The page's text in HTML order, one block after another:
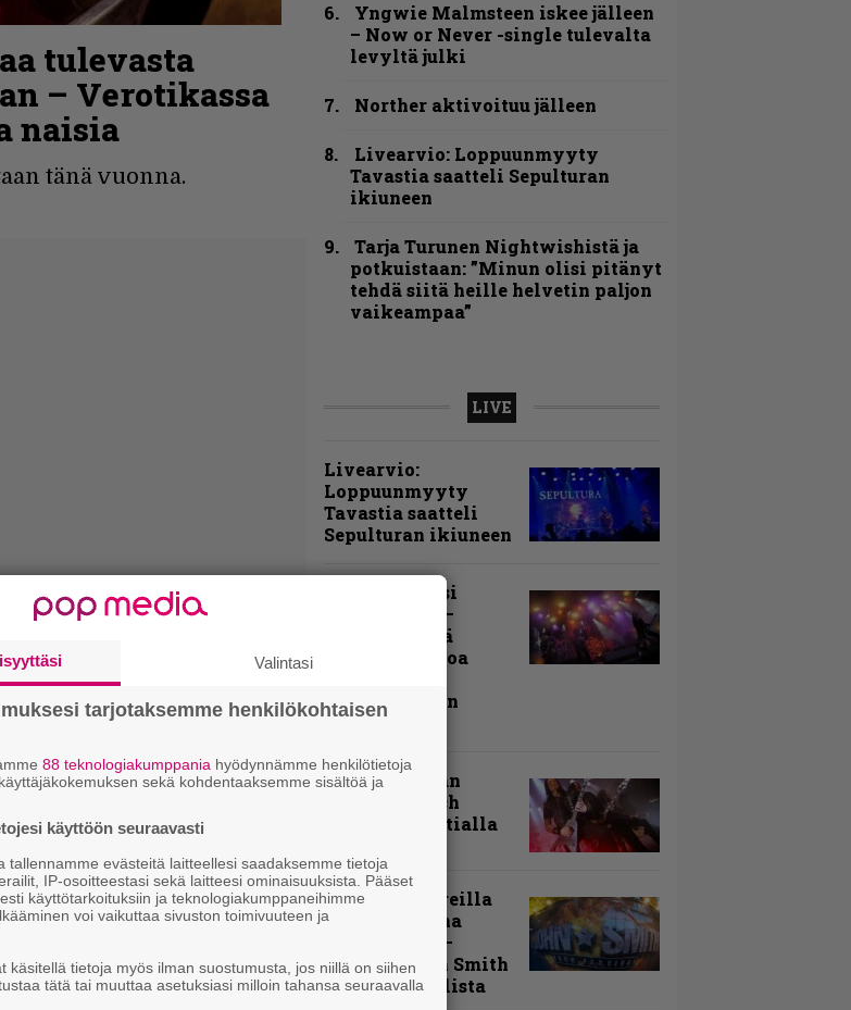
tulevasta
– Verotikassa
naisia
tänä vuonna.
Yngwie Malmsteen iskee jälleen
– Now or Never -single tulevalta
levyltä julki
Norther aktivoituu jälleen
Livearvio: Loppuunmyyty
Tavastia saatteli Sepulturan
ikiuneen
Tarja Turunen Nightwishistä ja
potkuistaan: ”Minun olisi pitänyt
tehdä siitä heille helvetin paljon
vaikeampaa”
LIVE
Livearvio:
Loppuunmyyty
Tavastia saatteli
Sepulturan ikiuneen
Rokki Raikasi
Tampereella –
Infernon neljä
väkevää nostoa
kakkospäivän
esityksistä
Paluu vanhaan
liittoon – Arch
Enemy Tavastialla
”Näillä festareilla
kaikki on aina
kohdallaan” –
raportti John Smith
Rock Festivalista
Valintasi
tarjotaksemme henkilökohtaisen
88 teknologiakumppania hyödynnämme henkilötietoja
sekä kohdentaaksemme sisältöä ja
käyttöön seuraavasti
tallennamme evästeitä laitteellesi saadaksemme tietoja
IP-osoitteestasi sekä laitteesi ominaisuuksista. Pääset
käyttötarkoituksiin ja teknologiakumppaneihimme
voi vaikuttaa sivuston toimivuuteen ja
käsitellä tietoja myös ilman suostumusta, jos niillä on siihen
tätä tai muuttaa asetuksiasi milloin tahansa seuraavalla